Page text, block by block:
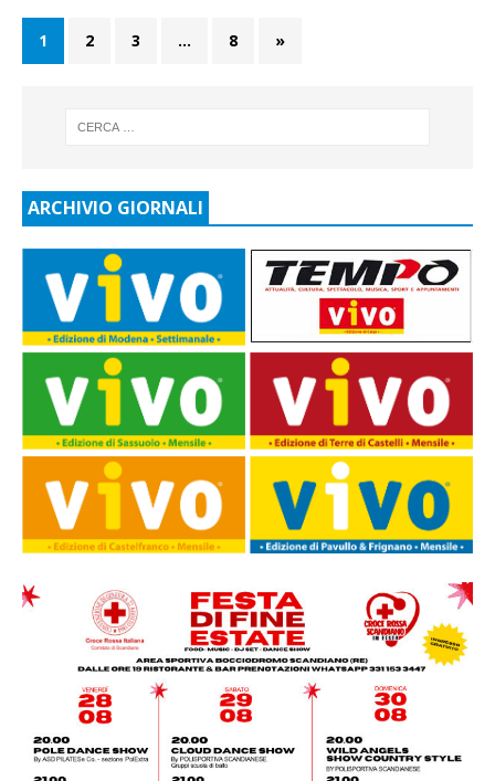
1 2 3 … 8 »
ARCHIVIO GIORNALI